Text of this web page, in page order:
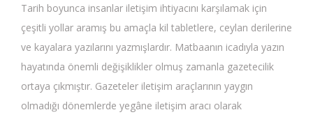
Tarih boyunca insanlar iletişim ihtiyacını karşılamak için
çeşitli yollar aramış bu amaçla kil tabletlere, ceylan derilerine
ve kayalara yazılarını yazmışlardır. Matbaanın icadıyla yazın
hayatında önemli değişiklikler olmuş zamanla gazetecilik
ortaya çıkmıştır. Gazeteler iletişim araçlarının yaygın
olmadığı dönemlerde yegâne iletişim aracı olarak